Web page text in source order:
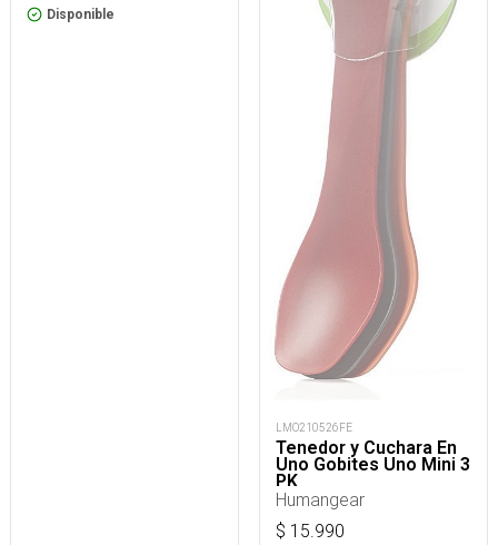
Disponible
LMO210526FE
Tenedor y Cuchara En
Uno Gobites Uno Mini 3
PK
Humangear
$ 15.990